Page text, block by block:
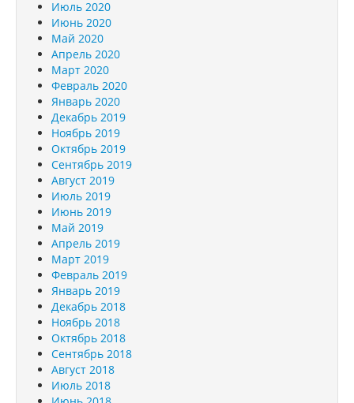
Июль 2020
Июнь 2020
Май 2020
Апрель 2020
Март 2020
Февраль 2020
Январь 2020
Декабрь 2019
Ноябрь 2019
Октябрь 2019
Сентябрь 2019
Август 2019
Июль 2019
Июнь 2019
Май 2019
Апрель 2019
Март 2019
Февраль 2019
Январь 2019
Декабрь 2018
Ноябрь 2018
Октябрь 2018
Сентябрь 2018
Август 2018
Июль 2018